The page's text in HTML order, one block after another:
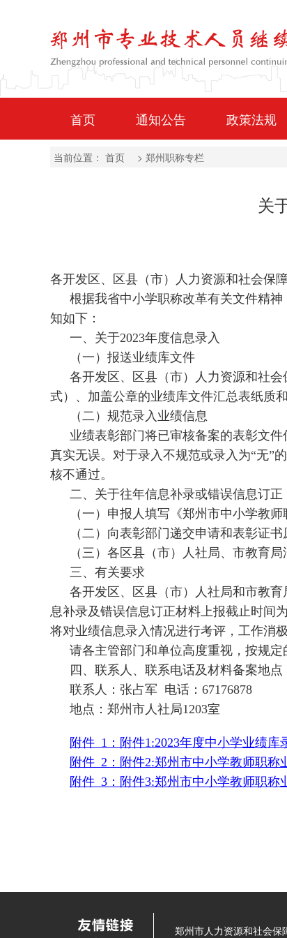
首页 通知公告 政策法规
当前位置： 首页 > 郑州职称专栏
关
各开发区、区县（市）人力资源和社会保
根据我省中小学职称改革有关文件精
知如下：
一、关于2023年度信息录入
（一）报送业绩库文件
各开发区、区县（市）人力资源和社
式）、加盖公章的业绩库文件汇总表纸质
（二）规范录入业绩信息
业绩表彰部门将已审核备案的表彰文
真实无误。对于录入不规范或录入为“无”
核不通过。
二、关于往年信息补录或错误信息订正
（一）申报人填写《郑州市中小学教
（二）向表彰部门递交申请和表彰证
（三）各区县（市）人社局、市教育
三、有关要求
各开发区、区县（市）人社局和市教
息补录及错误信息订正材料上报截止时间
将对业绩信息录入情况进行考评，工作消
请各主管部门和单位高度重视，按规
四、联系人、联系电话及材料备案地点
联系人：张占军 电话：67176878
地点：郑州市人社局1203室
附件_1：附件1:2023年度中小学业绩库
附件_2：附件2:郑州市中小学教师职称
附件_3：附件3:郑州市中小学教师职称
郑州市人力资源和社会保